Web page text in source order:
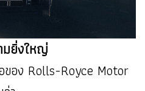
มยิ่งใหญ่
อง Rolls-Royce Motor